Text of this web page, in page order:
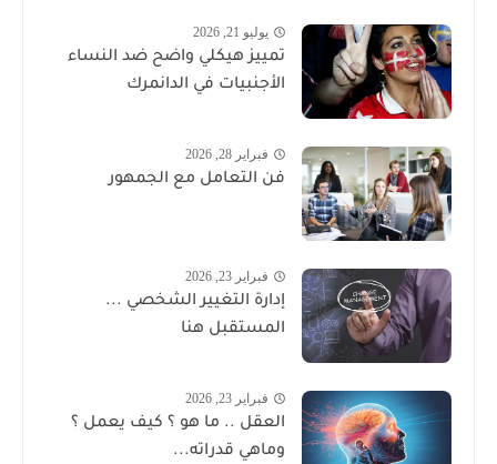
يوليو 21, 2026
تمييز هيكلي واضح ضد النساء
الأجنبيات في الدانمرك
فبراير 28, 2026
فن التعامل مع الجمهور
فبراير 23, 2026
إدارة التغيير الشخصي ...
المستقبل هنا
فبراير 23, 2026
العقل .. ما هو ؟ كيف يعمل ؟
وماهي قدراته...